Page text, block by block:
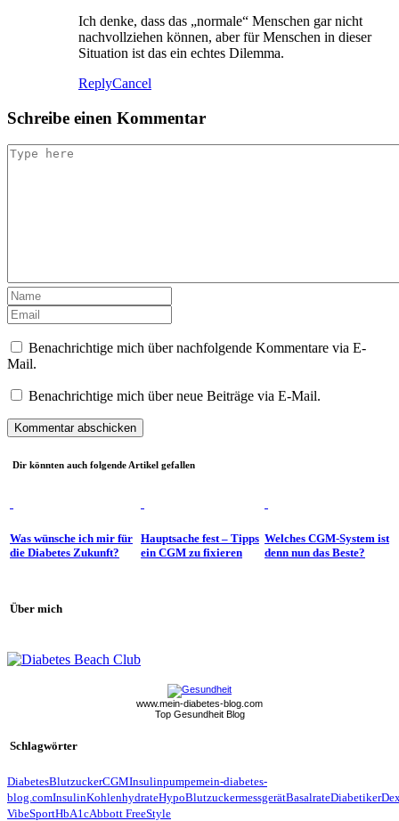
Ich denke, dass das „normale“ Menschen gar nicht
nachvollziehen können, aber für Menschen in dieser
Situation ist das ein echtes Dilemma.
ReplyCancel
Schreibe einen Kommentar
Benachrichtige mich über nachfolgende Kommentare via E-
Mail.
Benachrichtige mich über neue Beiträge via E-Mail.
Dir könnten auch folgende Artikel gefallen
Was wünsche ich mir für
die Diabetes Zukunft?
Hauptsache fest – Tipps
ein CGM zu fixieren
Welches CGM-System ist
denn nun das Beste?
Über mich
www.mein-diabetes-blog.com
Top Gesundheit Blog
Schlagwörter
DiabetesBlutzuckerCGMInsulinpumpemein-diabetes-
blog.comInsulinKohlenhydrateHypoBlutzuckermessgerätBasalrateDiabetiker
VibeSportHbA1cAbbott FreeStyle